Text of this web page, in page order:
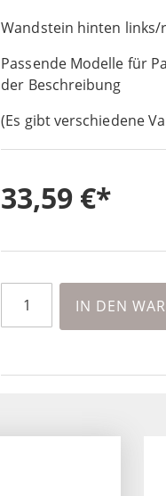
Wandstein hinten links/
Passende Modelle für
der Beschreibung
(Es gibt verschiedene
33,59 €
IN DEN